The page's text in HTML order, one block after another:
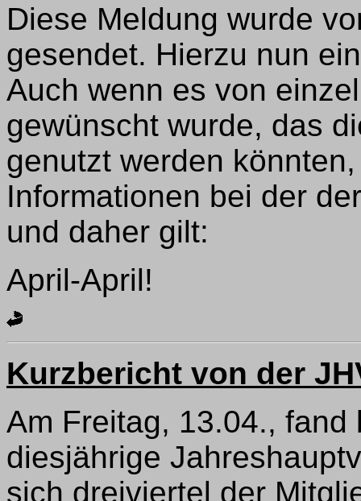
Diese Meldung wurde
gesendet. Hierzu nun
Auch wenn es von
gewünscht wurde, das
genutzt werden
Informationen bei der
und daher gilt:
April-April!
Kurzbericht von der
Am Freitag, 13.04.,
diesjährige
sich dreiviertel der